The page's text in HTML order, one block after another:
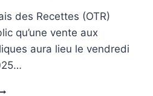
des Recettes (OTR)
qu’une vente aux
aura lieu le vendredi